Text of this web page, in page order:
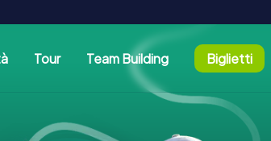
Tour Team Building Biglietti